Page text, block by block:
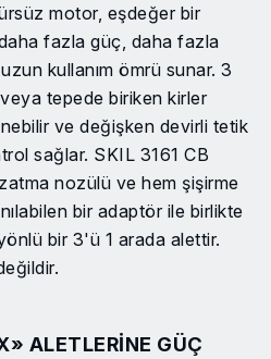
motor, eşdeğer bir
fazla güç, daha fazla
kullanım ömrü sunar. 3
veya tepede biriken kirler
ve değişken devirli tetik
sağlar. SKIL 3161 CB
nozülü ve hem şişirme
bir adaptör ile birlikte
bir 3'ü 1 arada alettir.
ALETLERINE GÜÇ